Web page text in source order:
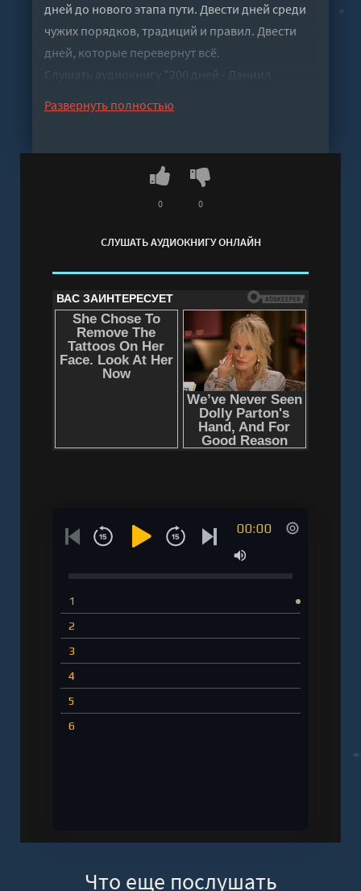
дней до нового этапа пути. Двести дней среди
чужих порядков, традиций и правил. Двести
дней, которые перевернут всё.
Слушать аудиокнигу "200 дней - Даниил
Развернуть полностью
СЛУШАТЬ АУДИОКНИГУ ОНЛАЙН
0 0
00:00
1
2
3
4
5
6
Что еще послушать